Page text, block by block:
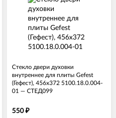
Стекло двери духовки
внутреннее для плиты Gefest
(Гефест), 456х372 5100.18.0.004-
01 — СТЕД099
550 ₽